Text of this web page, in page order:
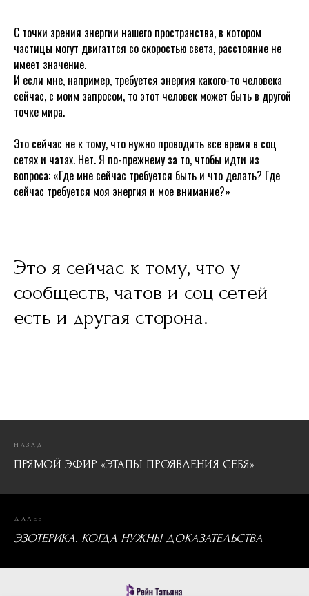
С точки зрения энергии нашего пространства, в котором
частицы могут двигаттся со скоростью света, расстояние не
имеет значение.
И если мне, например, требуется энергия какого-то человека
сейчас, с моим запросом, то этот человек может быть в другой
точке мира.
Это сейчас не к тому, что нужно проводить все время в соц
сетях и чатах. Нет. Я по-прежнему за то, чтобы идти из
вопроса: «Где мне сейчас требуется быть и что делать? Где
сейчас требуется моя энергия и мое внимание?»
Это я сейчас к тому, что у
сообществ, чатов и соц сетей
есть и другая сторона.
НАЗАД
ПРЯМОЙ ЭФИР «ЭТАПЫ ПРОЯВЛЕНИЯ СЕБЯ»
ДАЛЕЕ
ЭЗОТЕРИКА. КОГДА НУЖНЫ ДОКАЗАТЕЛЬСТВА